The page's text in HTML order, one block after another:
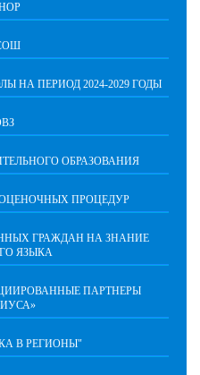
НА ПЕРИОД 2024-2029 ГОДЫ
ОБРАЗОВАНИЯ
ПРОЦЕДУР
ГРАЖДАН НА ЗНАНИЕ
ЯЗЫКА
ПАРТНЕРЫ
В РЕГИОНЫ"